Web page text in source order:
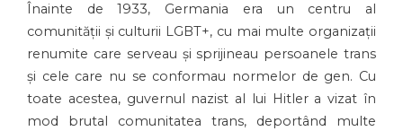
Înainte de 1933, Germania era un centru al
comunității și culturii LGBT+, cu mai multe organizații
renumite care serveau și sprijineau persoanele trans
și cele care nu se conformau normelor de gen. Cu
toate acestea, guvernul nazist al lui Hitler a vizat în
mod brutal comunitatea trans, deportând multe